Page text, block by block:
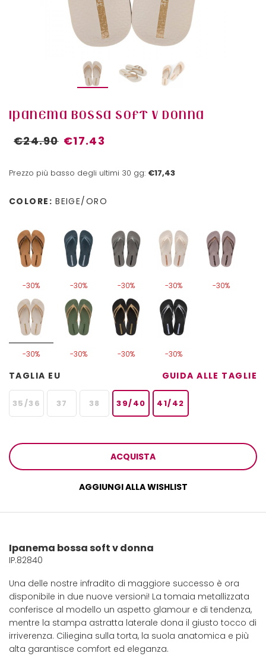
IPANEMA BOSSA SOFT V DONNA
€24.90 €17.43
Prezzo più basso degli ultimi 30 gg: €17,43
COLORE: BEIGE/ORO
-30% -30% -30% -30% -30%
-30% -30% -30% -30%
TAGLIA EU GUIDA ALLE TAGLIE
35/36 37 38 39/40 41/42
ACQUISTA
AGGIUNGI ALLA WISHLIST
Ipanema bossa soft v donna
IP.82840
Una delle nostre infradito di maggiore successo è ora
disponibile in due nuove versioni! La tomaia metallizzata
conferisce al modello un aspetto glamour e di tendenza,
mentre la stampa astratta laterale dona il giusto tocco di
irriverenza. Ciliegina sulla torta, la suola anatomica e più
alta garantisce comfort ed eleganza.